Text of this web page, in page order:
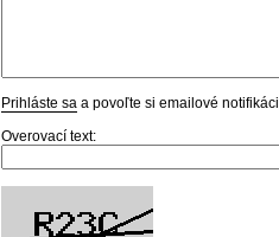
Prihláste sa a povoľte si emailové
Overovací text: